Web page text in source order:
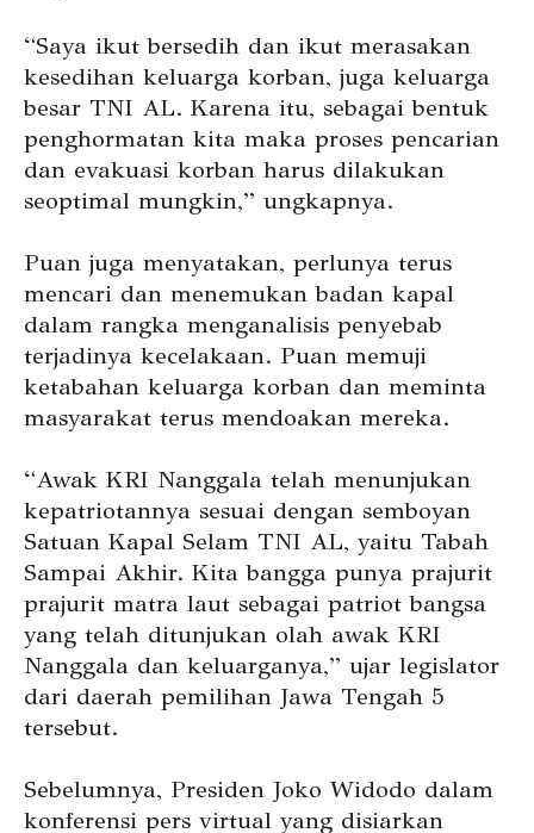
“Saya ikut bersedih dan ikut merasakan
kesedihan keluarga korban, juga keluarga
besar TNI AL. Karena itu, sebagai bentuk
penghormatan kita maka proses pencarian
dan evakuasi korban harus dilakukan
seoptimal mungkin,” ungkapnya.
Puan juga menyatakan, perlunya terus
mencari dan menemukan badan kapal
dalam rangka menganalisis penyebab
terjadinya kecelakaan. Puan memuji
ketabahan keluarga korban dan meminta
masyarakat terus mendoakan mereka.
“Awak KRI Nanggala telah menunjukan
kepatriotannya sesuai dengan semboyan
Satuan Kapal Selam TNI AL, yaitu Tabah
Sampai Akhir. Kita bangga punya prajurit
prajurit matra laut sebagai patriot bangsa
yang telah ditunjukan olah awak KRI
Nanggala dan keluarganya,” ujar legislator
dari daerah pemilihan Jawa Tengah 5
tersebut.
Sebelumnya, Presiden Joko Widodo dalam
konferensi pers virtual yang disiarkan